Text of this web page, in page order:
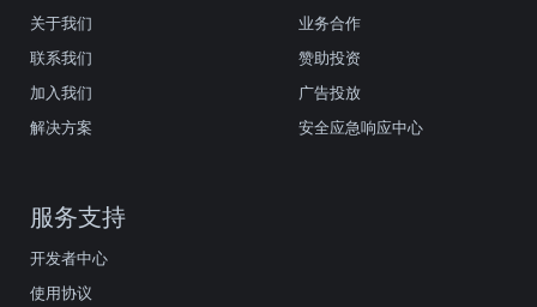
关于我们
联系我们
加入我们
解决方案
业务合作
赞助投资
广告投放
安全应急响应中心
服务支持
开发者中心
使用协议